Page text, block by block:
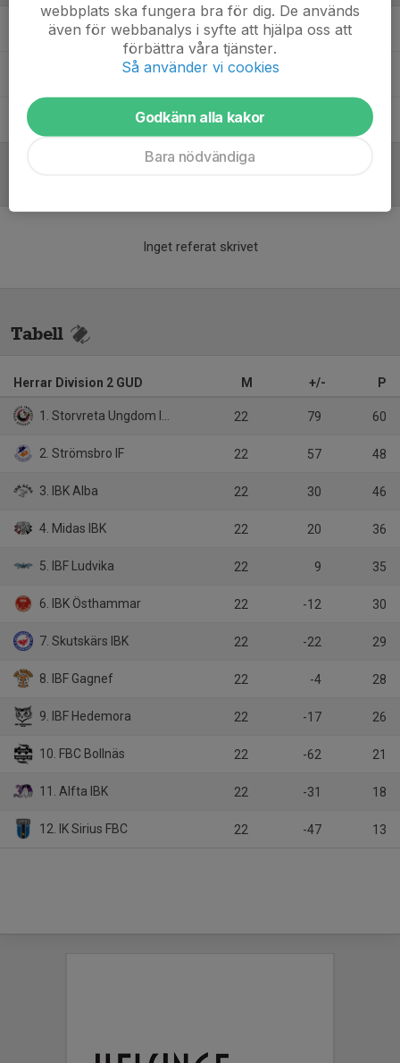
Andreas JonssonTränare
Christer SamuelssonTränare
Materialansvarig
Inget referat skrivet
Tabell
Herrar Division 2 GUD M +/- P
1. Storvreta Ungdom IBK 22 79 60
2. Strömsbro IF 22 57 48
3. IBK Alba 22 30 46
4. Midas IBK 22 20 36
5. IBF Ludvika 22 9 35
6. IBK Östhammar 22 -12 30
7. Skutskärs IBK 22 -22 29
8. IBF Gagnef 22 -4 28
9. IBF Hedemora 22 -17 26
10. FBC Bollnäs 22 -62 21
11. Alfta IBK 22 -31 18
12. IK Sirius FBC 22 -47 13
webbplats ska fungera bra för dig. De används
även för webbanalys i syfte att hjälpa oss att
förbättra våra tjänster.
Så använder vi cookies
Godkänn alla kakor
Bara nödvändiga